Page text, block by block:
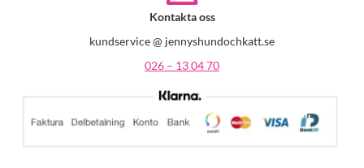
Kontakta oss
kundservice @ jennyshundochkatt.se
026 – 13 04 70